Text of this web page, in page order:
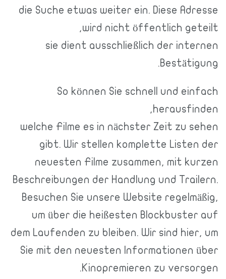
die Suche etwas weiter ein. Diese Adresse
wird nicht öffentlich geteilt,
sie dient ausschließlich der internen
Bestätigung.
So können Sie schnell und einfach
herausfinden,
welche Filme es in nächster Zeit zu sehen
gibt. Wir stellen komplette Listen der
neuesten Filme zusammen, mit kurzen
Beschreibungen der Handlung und Trailern.
Besuchen Sie unsere Website regelmäßig,
um über die heißesten Blockbuster auf
dem Laufenden zu bleiben. Wir sind hier, um
Sie mit den neuesten Informationen über
Kinopremieren zu versorgen.